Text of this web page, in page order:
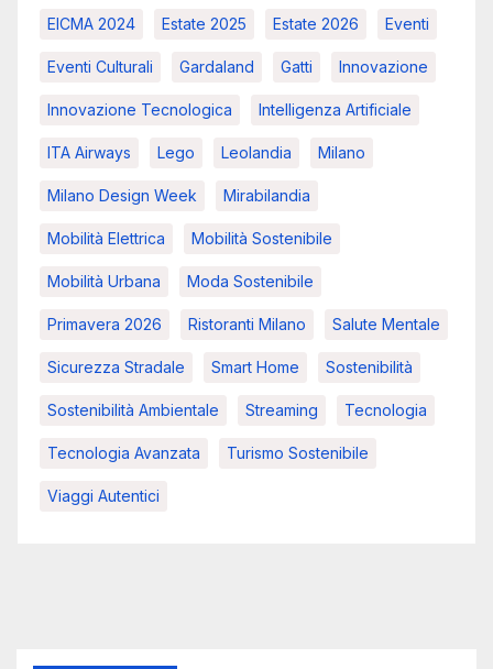
EICMA 2024 Estate 2025 Estate 2026 Eventi
Eventi Culturali Gardaland Gatti Innovazione
Innovazione Tecnologica Intelligenza Artificiale
ITA Airways Lego Leolandia Milano
Milano Design Week Mirabilandia
Mobilità Elettrica Mobilità Sostenibile
Mobilità Urbana Moda Sostenibile
Primavera 2026 Ristoranti Milano Salute Mentale
Sicurezza Stradale Smart Home Sostenibilità
Sostenibilità Ambientale Streaming Tecnologia
Tecnologia Avanzata Turismo Sostenibile
Viaggi Autentici